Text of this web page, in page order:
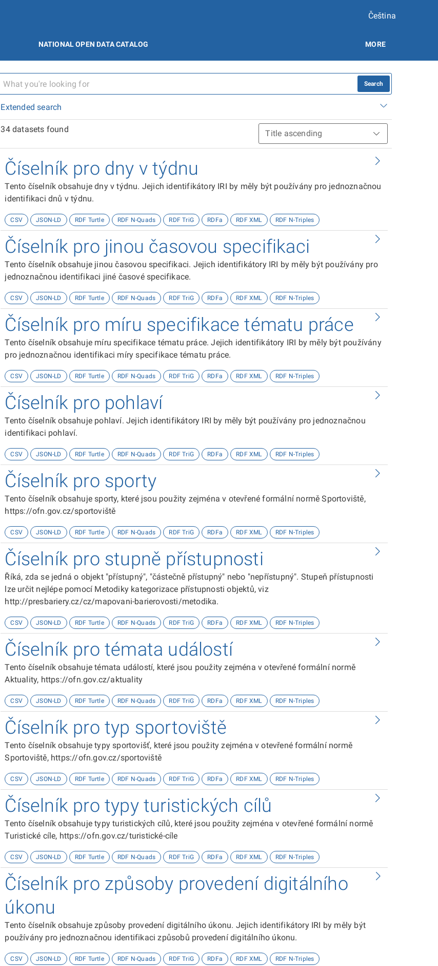
Čeština
NATIONAL OPEN DATA CATALOG MORE
Search
Extended search
34 datasets found
Číselník pro dny v týdnu
Tento číselník obsahuje dny v týdnu. Jejich identifikátory IRI by měly být používány pro jednoznačnou
identifikaci dnů v týdnu.
CSV JSON-LD RDF Turtle RDF N-Quads RDF TriG RDFa RDF XML RDF N-Triples
Číselník pro jinou časovou specifikaci
Tento číselník obsahuje jinou časovou specifikaci. Jejich identifikátory IRI by měly být používány pro
jednoznačnou identifikaci jiné časové specifikace.
CSV JSON-LD RDF Turtle RDF N-Quads RDF TriG RDFa RDF XML RDF N-Triples
Číselník pro míru specifikace tématu práce
Tento číselník obsahuje míru specifikace tématu práce. Jejich identifikátory IRI by měly být používány
pro jednoznačnou identifikaci míry specifikace tématu práce.
CSV JSON-LD RDF Turtle RDF N-Quads RDF TriG RDFa RDF XML RDF N-Triples
Číselník pro pohlaví
Tento číselník obsahuje pohlaví. Jejich identifikátory IRI by měly být používány pro jednoznačnou
identifikaci pohlaví.
CSV JSON-LD RDF Turtle RDF N-Quads RDF TriG RDFa RDF XML RDF N-Triples
Číselník pro sporty
Tento číselník obsahuje sporty, které jsou použity zejména v otevřené formální normě Sportoviště,
https://ofn.gov.cz/sportoviště
CSV JSON-LD RDF Turtle RDF N-Quads RDF TriG RDFa RDF XML RDF N-Triples
Číselník pro stupně přístupnosti
Říká, zda se jedná o objekt "přístupný", "částečně přístupný" nebo "nepřístupný". Stupeň přístupnosti
lze určit nejlépe pomocí Metodiky kategorizace přístupnosti objektů, viz
http://presbariery.cz/cz/mapovani-barierovosti/metodika.
CSV JSON-LD RDF Turtle RDF N-Quads RDF TriG RDFa RDF XML RDF N-Triples
Číselník pro témata událostí
Tento číselník obsahuje témata událostí, které jsou použity zejména v otevřené formální normě
Aktuality, https://ofn.gov.cz/aktuality
CSV JSON-LD RDF Turtle RDF N-Quads RDF TriG RDFa RDF XML RDF N-Triples
Číselník pro typ sportoviště
Tento číselník obsahuje typy sportovišť, které jsou použity zejména v otevřené formální normě
Sportoviště, https://ofn.gov.cz/sportoviště
CSV JSON-LD RDF Turtle RDF N-Quads RDF TriG RDFa RDF XML RDF N-Triples
Číselník pro typy turistických cílů
Tento číselník obsahuje typy turistických cílů, které jsou použity zejména v otevřené formální normě
Turistické cíle, https://ofn.gov.cz/turistické-cíle
CSV JSON-LD RDF Turtle RDF N-Quads RDF TriG RDFa RDF XML RDF N-Triples
Číselník pro způsoby provedení digitálního
úkonu
Tento číselník obsahuje způsoby provedení digitálního úkonu. Jejich identifikátory IRI by měly být
používány pro jednoznačnou identifikaci způsobů provedení digitálního úkonu.
CSV JSON-LD RDF Turtle RDF N-Quads RDF TriG RDFa RDF XML RDF N-Triples